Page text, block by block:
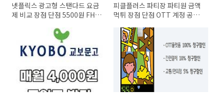
넷플릭스 광고형 스탠다드 요금
제 비교 장점 단점 5500원 FHD
피클플러스 파티장 파티원 금액
먹튀 장점 단점 OTT 계정 공유